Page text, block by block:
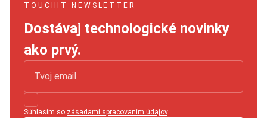
TOUCHIT NEWSLETTER
Dostávaj technologické novinky
ako prvý.
Súhlasím so zásadami spracovaním údajov.